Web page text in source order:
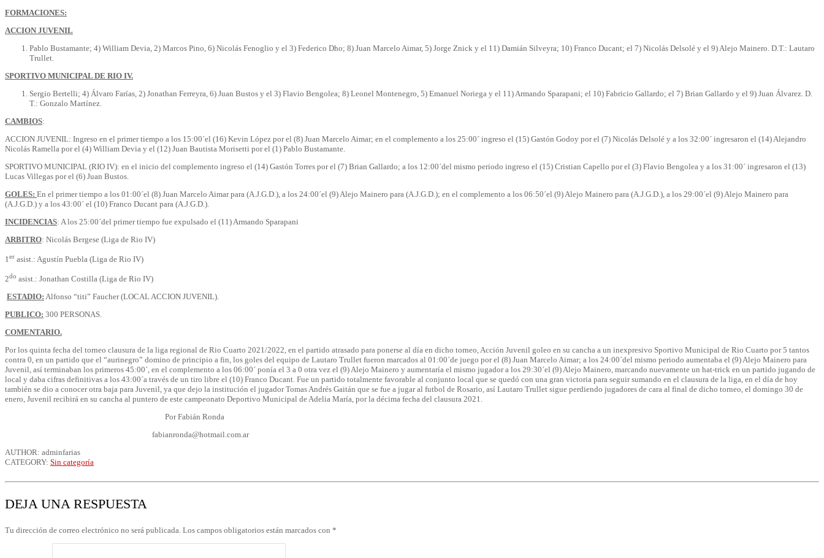
FORMACIONES:
ACCION JUVENIL
Pablo Bustamante; 4) William Devia, 2) Marcos Pino, 6) Nicolás Fenoglio y el 3) Federico Dho; 8) Juan Marcelo Aimar, 5) Jorge Znick y el 11) Damián Silveyra; 10) Franco Ducant; el 7) Nicolás Delsolé y el 9) Alejo Mainero. D.T.: Lautaro
Trullet.
SPORTIVO MUNICIPAL DE RIO IV.
Sergio Bertelli; 4) Álvaro Farías, 2) Jonathan Ferreyra, 6) Juan Bustos y el 3) Flavio Bengolea; 8) Leonel Montenegro, 5) Emanuel Noriega y el 11) Armando Sparapani; el 10) Fabricio Gallardo; el 7) Brian Gallardo y el 9) Juan Álvarez. D.
T.: Gonzalo Martínez.
CAMBIOS:
ACCION JUVENIL: Ingreso en el primer tiempo a los 15:00´el (16) Kevin López por el (8) Juan Marcelo Aimar; en el complemento a los 25:00´ ingreso el (15) Gastón Godoy por el (7) Nicolás Delsolé y a los 32:00´ ingresaron el (14) Alejandro
Nicolás Ramella por el (4) William Devia y el (12) Juan Bautista Morisetti por el (1) Pablo Bustamante.
SPORTIVO MUNICIPAL (RIO IV): en el inicio del complemento ingreso el (14) Gastón Torres por el (7) Brian Gallardo; a los 12:00´del mismo periodo ingreso el (15) Cristian Capello por el (3) Flavio Bengolea y a los 31:00´ ingresaron el (13)
Lucas Villegas por el (6) Juan Bustos.
GOLES: En el primer tiempo a los 01:00´el (8) Juan Marcelo Aimar para (A.J.G.D.), a los 24:00´el (9) Alejo Mainero para (A.J.G.D.); en el complemento a los 06:50´el (9) Alejo Mainero para (A.J.G.D.), a los 29:00´el (9) Alejo Mainero para
(A.J.G.D.) y a los 43:00´ el (10) Franco Ducant para (A.J.G.D.).
INCIDENCIAS: A los 25:00´del primer tiempo fue expulsado el (11) Armando Sparapani
ARBITRO: Nicolás Bergese (Liga de Rio IV)
1er asist.: Agustín Puebla (Liga de Rio IV)
2do asist.: Jonathan Costilla (Liga de Rio IV)
ESTADIO: Alfonso “titi” Faucher (LOCAL ACCION JUVENIL).
PUBLICO: 300 PERSONAS.
COMENTARIO.
Por los quinta fecha del torneo clausura de la liga regional de Rio Cuarto 2021/2022, en el partido atrasado para ponerse al día en dicho torneo, Acción Juvenil goleo en su cancha a un inexpresivo Sportivo Municipal de Rio Cuarto por 5 tantos
contra 0, en un partido que el “aurinegro” domino de principio a fin, los goles del equipo de Lautaro Trullet fueron marcados al 01:00´de juego por el (8) Juan Marcelo Aimar; a los 24:00´del mismo periodo aumentaba el (9) Alejo Mainero para
Juvenil, así terminaban los primeros 45:00´, en el complemento a los 06:00´ ponía el 3 a 0 otra vez el (9) Alejo Mainero y aumentaría el mismo jugador a los 29:30´el (9) Alejo Mainero, marcando nuevamente un hat-trick en un partido jugando de
local y daba cifras definitivas a los 43:00´a través de un tiro libre el (10) Franco Ducant. Fue un partido totalmente favorable al conjunto local que se quedó con una gran victoria para seguir sumando en el clausura de la liga, en el día de hoy
también se dio a conocer otra baja para Juvenil, ya que dejo la institución el jugador Tomas Andrés Gaitán que se fue a jugar al futbol de Rosario, así Lautaro Trullet sigue perdiendo jugadores de cara al final de dicho torneo, el domingo 30 de
enero, Juvenil recibirá en su cancha al puntero de este campeonato Deportivo Municipal de Adelia María, por la décima fecha del clausura 2021.
Por Fabián Ronda
fabianronda@hotmail.com.ar
AUTHOR: adminfarias
CATEGORY: Sin categoría
DEJA UNA RESPUESTA
Tu dirección de correo electrónico no será publicada. Los campos obligatorios están marcados con *